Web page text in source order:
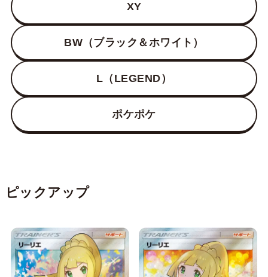
XY
BW（ブラック＆ホワイト）
L（LEGEND）
ポケポケ
ピックアップ